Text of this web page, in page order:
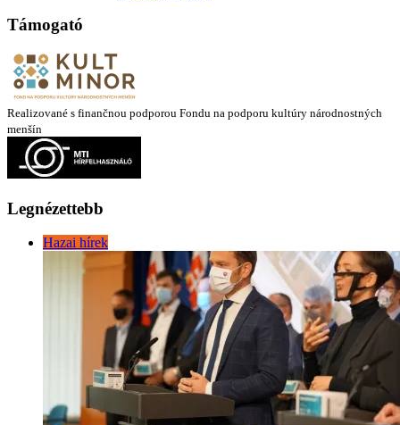
Támogató
Realizované s finančnou podporou Fondu na podporu kultúry národnostných
menšín
Legnézettebb
Hazai hírek